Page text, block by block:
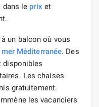
dans le prix et
un balcon où vous
mer Méditerranée. Des
disponibles
Les chaises
gratuitement.
les vacanciers